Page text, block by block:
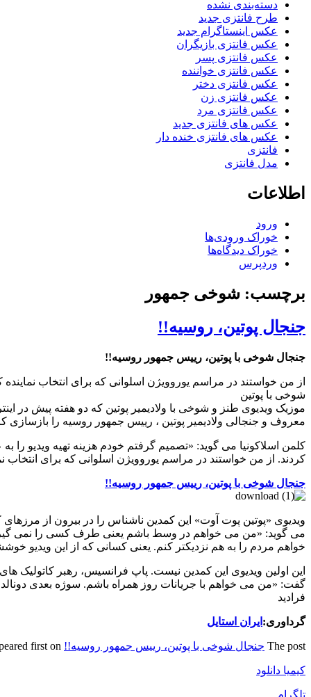
دسته‌بندی نشده
طرح فانتزی جدید
عکس اینستاگرام جدید
عکس فانتزی بازیگران
عکس فانتزی پسر
عکس فانتزی خواننده
عکس فانتزی دختر
عکس فانتزی زن
عکس فانتزی مرد
عکس های فانتزی جدید
عکس های فانتزی خنده دار
فانتزی
مدل فانتزی
اطلاعات
ورود
خوراک ورودی‌ها
خوراک دیدگاه‌ها
وردپرس
برچسب: شوخی جمهور
جنجال پوتین، روسیه!!
جنجال شوخی با پوتین، رییس جمهور روسیه!!
از من خواستند در مراسم یوروویژن اسلوانی که برای انتخاب
شوخی با پوتین
موزیک ویدیوی طنز و شوخی با ولادیمیر پوتین که دو هفته پیش در
معروف و جنجالی ولادیمیر پوتین ، رییس جمهور روسیه را بازسازی
کلمن اسلاکونیا می گوید: «تصمیم گرفتم خودم هزینه تهیه ویدیو را
کردند. از من خواستند در مراسم یوروویژن اسلوانی که برای
جنجال شوخی با پوتین، رییس جمهور روسیه!!
ویدیوی «پوتین پوت آوت» این کمدین ناشناس را در بیرون از
می گوید: «من می خواهم در وسط باشم یعنی طرف کسی را نمی
خواهم مردم را به هم نزدیکتر کنم. یعنی کسانی که از این ویدیو
گفت: «من می خواهم با جریانات روز همراه باشم. سوژه بعدی
فرادید
گرداوری: ایران استایل
The post جنجال شوخی با پوتین، رییس جمهور روسیه!!
کیمیا دانلود
تلگرام